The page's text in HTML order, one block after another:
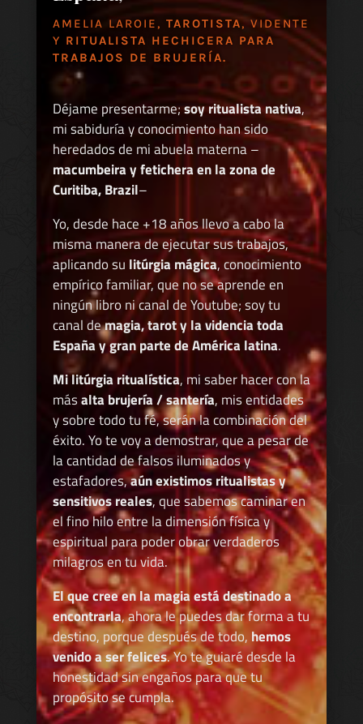
AMELIA LAROIE, TAROTISTA, VIDENTE
Y RITUALISTA HECHICERA PARA
TRABAJOS DE BRUJERÍA.
Déjame presentarme;soy ritualista nativa,
mi sabiduría y conocimiento han sido
heredados de mi abuela materna –
macumbeira y fetichera en la zona de
Curitiba, Brazil–
Yo, desde hace +18 años llevo a cabo la
misma manera de ejecutar sus trabajos,
aplicando su litúrgia mágica, conocimiento
empírico familiar, que no se aprende en
ningún libro ni canal de Youtube; soy tu
canal demagia, tarot y la videncia toda
España y gran parte de América latina.
Mi litúrgia ritualística, mi saber hacer con la
másalta brujería / santería, mis entidades
y sobre todo tu fé, serán la combinación del
éxito. Yo te voy a demostrar, que a pesar de
la cantidad de falsos iluminados y
estafadores,aún existimos ritualistas y
sensitivos reales, que sabemos caminar en
el fino hilo entre la dimensión física y
espiritual para poder obrar verdaderos
milagros en tu vida.
El que cree en la magia está destinado a
encontrarla, ahora le puedes dar forma a tu
destino, porque después de todo, hemos
venido a ser felices. Yo te guiaré desde la
honestidad sin engaños para que tu
propósito se cumpla.